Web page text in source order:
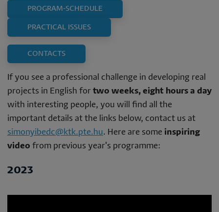
PROGRAM-SCHEDULE
PRACTICAL ISSUES
CONTACTS
If you see a professional challenge in developing real
projects in English for two weeks, eight hours a day
with interesting people, you will find all the
important details at the links below, contact us at
simonyibedc@ktk.pte.hu. Here are some inspiring
video from previous year's programme:
2023